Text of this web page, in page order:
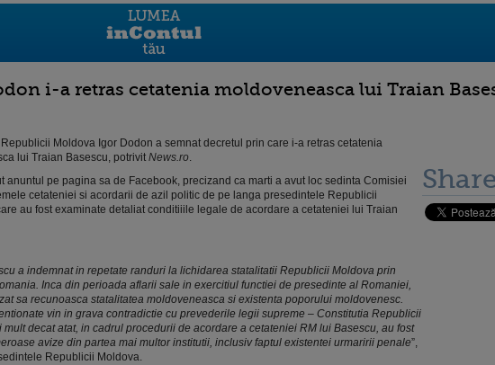
i-a retras cetatenia moldoveneasca lui Traian
Moldova Igor Dodon a semnat decretul prin care i-a retras cetatenia
lui Traian Basescu, potrivit News.ro.
anuntul pe pagina sa de Facebook, precizand ca marti a avut loc sedinta Comisiei
cetateniei si acordarii de azil politic de pe langa presedintele Republicii
au fost examinate detaliat conditiiile legale de acordare a cetateniei lui Traian
a indemnat in repetate randuri la lichidarea statalitatii Republicii Moldova prin
Inca din perioada aflarii sale in exercitiul functiei de presedinte al Romaniei,
sa recunoasca statalitatea moldoveneasca si existenta poporului moldovenesc.
vin in grava contradictie cu prevederile legii supreme – Constitutia Republicii
mult decat atat, in cadrul procedurii de acordare a cetateniei RM lui Basescu, au fost
avize din partea mai multor institutii, inclusiv faptul existentei urmaririi penale”,
Republicii Moldova.